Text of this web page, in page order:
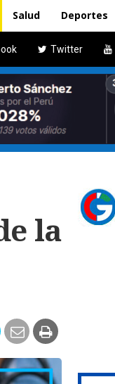
Salud Deportes
Twitter
la